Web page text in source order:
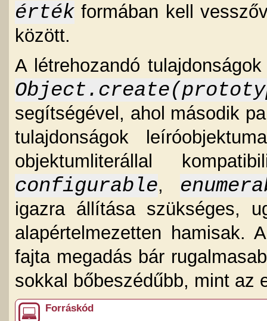
érték formában kell
között.
A létrehozandó
segítségével, ahol második
tulajdonságok
objektumliterállal
configurable,
igazra állítása szükséges,
alapértelmezetten hamisak.
fajta megadás bár
sokkal bőbeszédűbb, mint az
Forráskód